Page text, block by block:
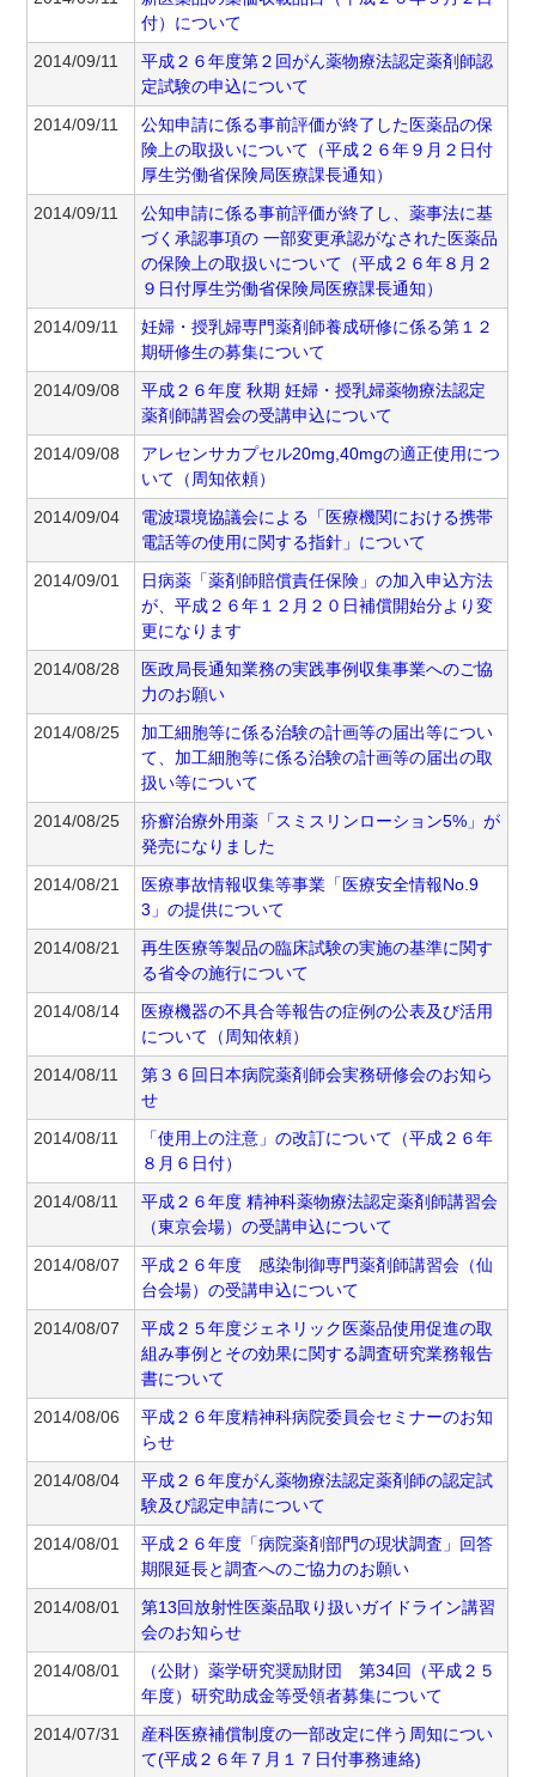
付）について
2014/09/11
平成２６年度第２回がん薬物療法認定薬剤師認
定試験の申込について
2014/09/11
公知申請に係る事前評価が終了した医薬品の保
険上の取扱いについて（平成２６年９月２日付
厚生労働省保険局医療課長通知）
2014/09/11
公知申請に係る事前評価が終了し、薬事法に基
づく承認事項の 一部変更承認がなされた医薬品
の保険上の取扱いについて（平成２６年８月２
９日付厚生労働省保険局医療課長通知）
2014/09/11
妊婦・授乳婦専門薬剤師養成研修に係る第１２
期研修生の募集について
2014/09/08
平成２６年度 秋期 妊婦・授乳婦薬物療法認定
薬剤師講習会の受講申込について
2014/09/08
アレセンサカプセル20mg,40mgの適正使用につ
いて（周知依頼）
2014/09/04
電波環境協議会による「医療機関における携帯
電話等の使用に関する指針」について
2014/09/01
日病薬「薬剤師賠償責任保険」の加入申込方法
が、平成２６年１２月２０日補償開始分より変
更になります
2014/08/28
医政局長通知業務の実践事例収集事業へのご協
力のお願い
2014/08/25
加工細胞等に係る治験の計画等の届出等につい
て、加工細胞等に係る治験の計画等の届出の取
扱い等について
2014/08/25
疥癬治療外用薬「スミスリンローション5%」が
発売になりました
2014/08/21
医療事故情報収集等事業「医療安全情報No.9
3」の提供について
2014/08/21
再生医療等製品の臨床試験の実施の基準に関す
る省令の施行について
2014/08/14
医療機器の不具合等報告の症例の公表及び活用
について（周知依頼）
2014/08/11
第３６回日本病院薬剤師会実務研修会のお知ら
せ
2014/08/11
「使用上の注意」の改訂について（平成２６年
８月６日付）
2014/08/11
平成２６年度 精神科薬物療法認定薬剤師講習会
（東京会場）の受講申込について
2014/08/07
平成２６年度 感染制御専門薬剤師講習会（仙
台会場）の受講申込について
2014/08/07
平成２５年度ジェネリック医薬品使用促進の取
組み事例とその効果に関する調査研究業務報告
書について
2014/08/06
平成２６年度精神科病院委員会セミナーのお知
らせ
2014/08/04
平成２６年度がん薬物療法認定薬剤師の認定試
験及び認定申請について
2014/08/01
平成２６年度「病院薬剤部門の現状調査」回答
期限延長と調査へのご協力のお願い
2014/08/01
第13回放射性医薬品取り扱いガイドライン講習
会のお知らせ
2014/08/01
（公財）薬学研究奨励財団 第34回（平成２５
年度）研究助成金等受領者募集について
2014/07/31
産科医療補償制度の一部改定に伴う周知につい
て(平成２６年７月１７日付事務連絡)